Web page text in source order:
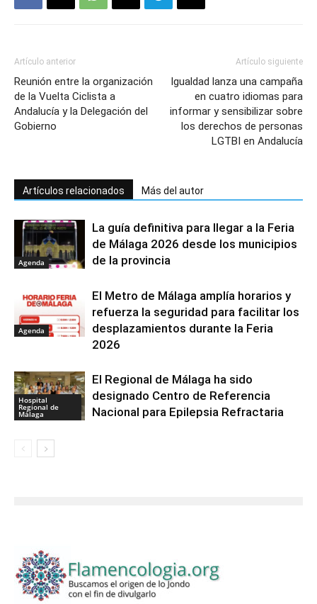
Artículo anterior
Reunión entre la organización
de la Vuelta Ciclista a
Andalucía y la Delegación del
Gobierno
Artículo siguiente
Igualdad lanza una campaña
en cuatro idiomas para
informar y sensibilizar sobre
los derechos de personas
LGTBI en Andalucía
Artículos relacionados Más del autor
Agenda
La guía definitiva para llegar a la Feria
de Málaga 2026 desde los municipios
de la provincia
Agenda
El Metro de Málaga amplía horarios y
refuerza la seguridad para facilitar los
desplazamientos durante la Feria
2026
Hospital
Regional de
Málaga
El Regional de Málaga ha sido
designado Centro de Referencia
Nacional para Epilepsia Refractaria